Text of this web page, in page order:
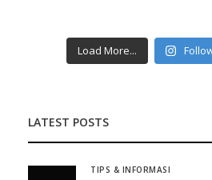
Load More...
LATEST POSTS
TIPS & INFORMASI